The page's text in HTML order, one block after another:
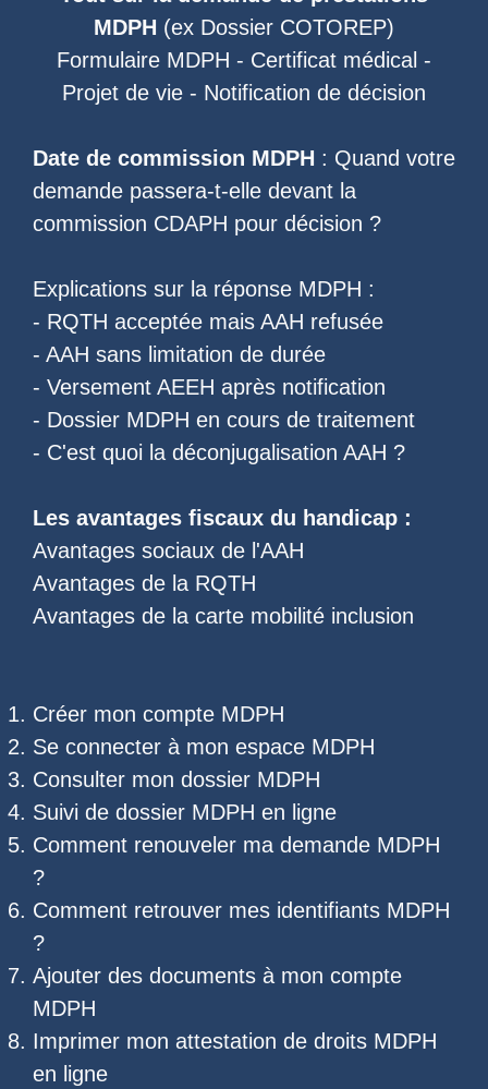
MDPH (ex Dossier COTOREP)
Formulaire MDPH - Certificat médical -
Projet de vie - Notification de décision
Date de commission MDPH : Quand votre
demande passera-t-elle devant la
commission CDAPH pour décision ?
Explications sur la réponse MDPH :
- RQTH acceptée mais AAH refusée
- AAH sans limitation de durée
- Versement AEEH après notification
- Dossier MDPH en cours de traitement
- C'est quoi la déconjugalisation AAH ?
Les avantages fiscaux du handicap :
Avantages sociaux de l'AAH
Avantages de la RQTH
Avantages de la carte mobilité inclusion
Créer mon compte MDPH
Se connecter à mon espace MDPH
Consulter mon dossier MDPH
Suivi de dossier MDPH en ligne
Comment renouveler ma demande MDPH
?
Comment retrouver mes identifiants MDPH
?
Ajouter des documents à mon compte
MDPH
Imprimer mon attestation de droits MDPH
en ligne